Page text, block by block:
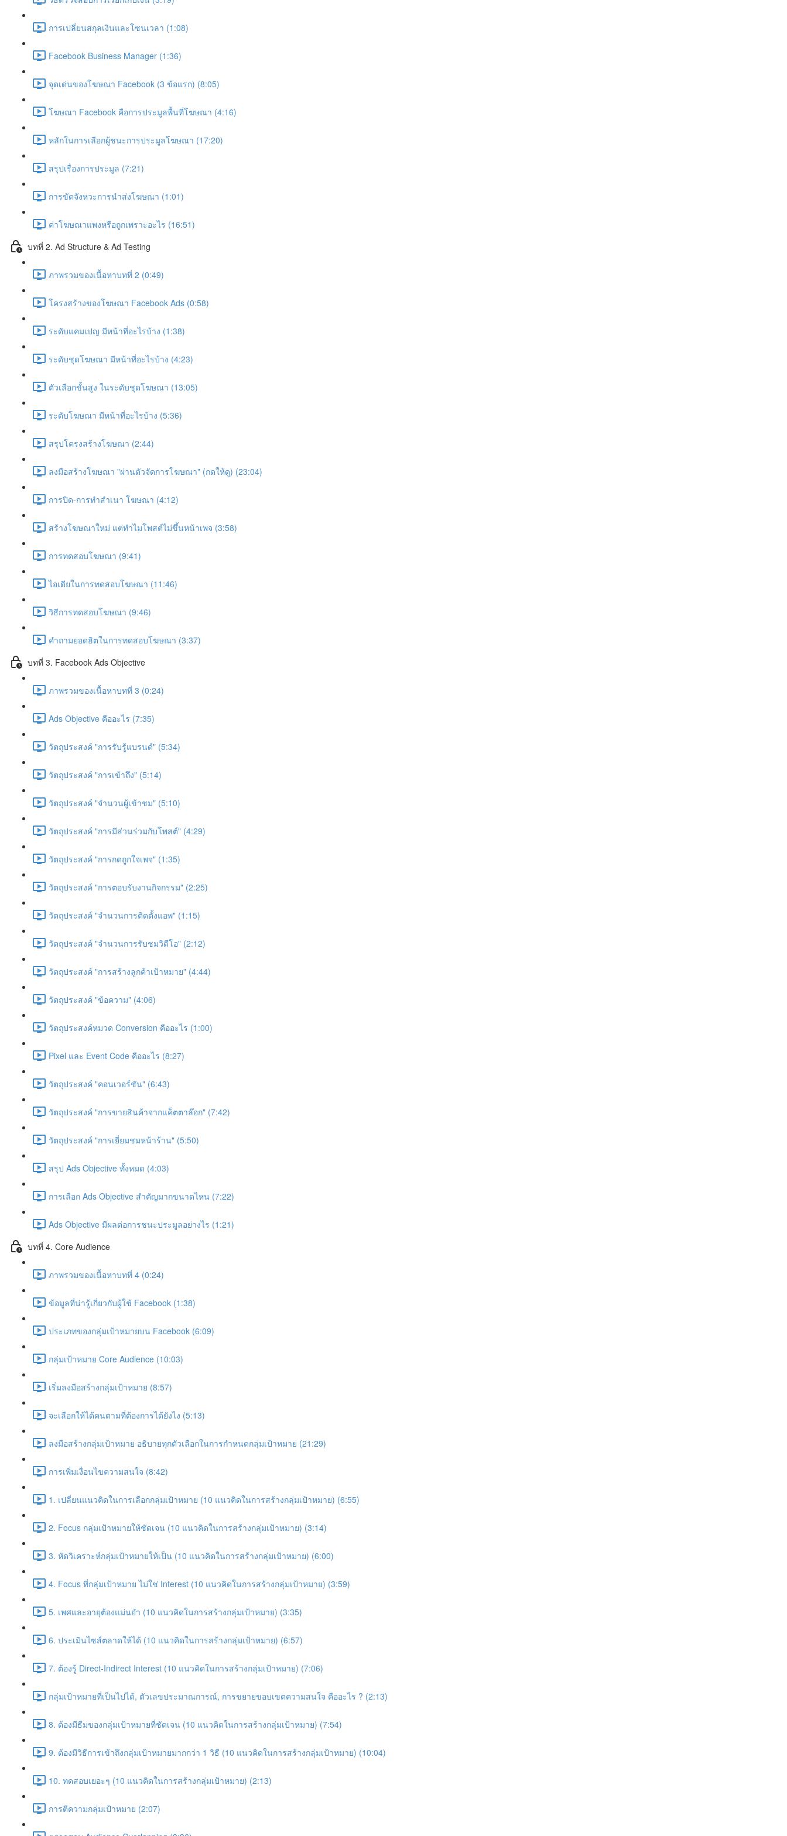
การเปลี่ยนสกุลเงินและโซนเวลา (1:08)
Facebook Business Manager (1:36)
จุดเด่นของโฆษณา Facebook (3 ข้อแรก) (8:05)
โฆษณา Facebook คือการประมูลพื้นที่โฆษณา (4:16)
หลักในการเลือกผู้ชนะการประมูลโฆษณา (17:20)
สรุปเรื่องการประมูล (7:21)
การขัดจังหวะการนำส่งโฆษณา (1:01)
ค่าโฆษณาแพงหรือถูกเพราะอะไร (16:51)
บทที่ 2. Ad Structure & Ad Testing
ภาพรวมของเนื้อหาบทที่ 2 (0:49)
โครงสร้างของโฆษณา Facebook Ads (0:58)
ระดับแคมเปญ มีหน้าที่อะไรบ้าง (1:38)
ระดับชุดโฆษณา มีหน้าที่อะไรบ้าง (4:23)
ตัวเลือกขั้นสูง ในระดับชุดโฆษณา (13:05)
ระดับโฆษณา มีหน้าที่อะไรบ้าง (5:36)
สรุปโครงสร้างโฆษณา (2:44)
ลงมือสร้างโฆษณา "ผ่านตัวจัดการโฆษณา" (กดให้ดู) (23:04)
การปิด-การทำสำเนา โฆษณา (4:12)
สร้างโฆษณาใหม่ แต่ทำไมโพสต์ไม่ขึ้นหน้าเพจ (3:58)
การทดสอบโฆษณา (9:41)
ไอเดียในการทดสอบโฆษณา (11:46)
วิธีการทดสอบโฆษณา (9:46)
คำถามยอดฮิตในการทดสอบโฆษณา (3:37)
บทที่ 3. Facebook Ads Objective
ภาพรวมของเนื้อหาบทที่ 3 (0:24)
Ads Objective คืออะไร (7:35)
วัตถุประสงค์ "การรับรู้แบรนด์" (5:34)
วัตถุประสงค์ "การเข้าถึง" (5:14)
วัตถุประสงค์ "จำนวนผู้เข้าชม" (5:10)
วัตถุประสงค์ "การมีส่วนร่วมกับโพสต์" (4:29)
วัตถุประสงค์ "การกดถูกใจเพจ" (1:35)
วัตถุประสงค์ "การตอบรับงานกิจกรรม" (2:25)
วัตถุประสงค์ "จำนวนการติดตั้งแอพ" (1:15)
วัตถุประสงค์ "จำนวนการรับชมวิดีโอ" (2:12)
วัตถุประสงค์ "การสร้างลูกค้าเป้าหมาย" (4:44)
วัตถุประสงค์ "ข้อความ" (4:06)
วัตถุประสงค์หมวด Conversion คืออะไร (1:00)
Pixel และ Event Code คืออะไร (8:27)
วัตถุประสงค์ "คอนเวอร์ชัน" (6:43)
วัตถุประสงค์ "การขายสินค้าจากแค็ตตาล๊อก" (7:42)
วัตถุประสงค์ "การเยี่ยมชมหน้าร้าน" (5:50)
สรุป Ads Objective ทั้งหมด (4:03)
การเลือก Ads Objective สำคัญมากขนาดไหน (7:22)
Ads Objective มีผลต่อการชนะประมูลอย่างไร (1:21)
บทที่ 4. Core Audience
ภาพรวมของเนื้อหาบทที่ 4 (0:24)
ข้อมูลที่น่ารู้เกี่ยวกับผู้ใช้ Facebook (1:38)
ประเภทของกลุ่มเป้าหมายบน Facebook (6:09)
กลุ่มเป้าหมาย Core Audience (10:03)
เริ่มลงมือสร้างกลุ่มเป้าหมาย (8:57)
จะเลือกให้ได้คนตามที่ต้องการได้ยังไง (5:13)
ลงมือสร้างกลุ่มเป้าหมาย อธิบายทุกตัวเลือกในการกำหนดกลุ่มเป้าหมาย (21:29)
การเพิ่มเงื่อนไขความสนใจ (8:42)
1. เปลี่ยนแนวคิดในการเลือกกลุ่มเป้าหมาย (10 แนวคิดในการสร้างกลุ่มเป้าหมาย) (6:55)
2. Focus กลุ่มเป้าหมายให้ชัดเจน (10 แนวคิดในการสร้างกลุ่มเป้าหมาย) (3:14)
3. หัดวิเคราะห์กลุ่มเป้าหมายให้เป็น (10 แนวคิดในการสร้างกลุ่มเป้าหมาย) (6:00)
4. Focus ที่กลุ่มเป้าหมาย ไม่ใช่ Interest (10 แนวคิดในการสร้างกลุ่มเป้าหมาย) (3:59)
5. เพศและอายุต้องแม่นยำ (10 แนวคิดในการสร้างกลุ่มเป้าหมาย) (3:35)
6. ประเมินไซส์ตลาดให้ได้ (10 แนวคิดในการสร้างกลุ่มเป้าหมาย) (6:57)
7. ต้องรู้ Direct-Indirect Interest (10 แนวคิดในการสร้างกลุ่มเป้าหมาย) (7:06)
กลุ่มเป้าหมายที่เป็นไปได้, ตัวเลขประมาณการณ์, การขยายขอบเขตความสนใจ คืออะไร ? (2:13)
8. ต้องมีธีมของกลุ่มเป้าหมายที่ชัดเจน (10 แนวคิดในการสร้างกลุ่มเป้าหมาย) (7:54)
9. ต้องมีวิธีการเข้าถึงกลุ่มเป้าหมายมากกว่า 1 วิธี (10 แนวคิดในการสร้างกลุ่มเป้าหมาย) (10:04)
10. ทดสอบเยอะๆ (10 แนวคิดในการสร้างกลุ่มเป้าหมาย) (2:13)
การตีความกลุ่มเป้าหมาย (2:07)